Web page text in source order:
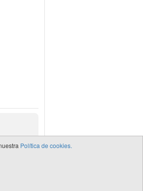
Política de cookies.